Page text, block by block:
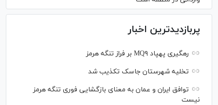
پربازدیدترین اخبار
رهگیری پهپاد MQ۹ بر فراز تنگه هرمز
تخلیه شهرستان جاسک تکذیب شد
توافق ایران و عمان به معنای بازگشایی فوری تنگه هرمز
نیست